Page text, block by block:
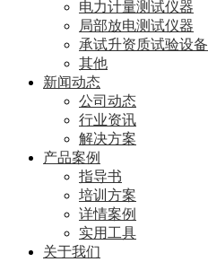
电力计量测试仪器
局部放电测试仪器
承试升资质试验设备
其他
新闻动态
公司动态
行业资讯
解决方案
产品案例
指导书
培训方案
详情案例
实用工具
关于我们